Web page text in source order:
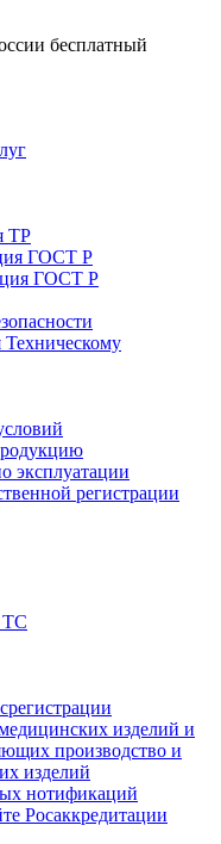
бесплатный
ТР
ГОСТ Р
ГОСТ Р
Техническому
эксплуатации
регистрации
ТС
изделий и
производство и
изделий
нотификаций
Росаккредитации